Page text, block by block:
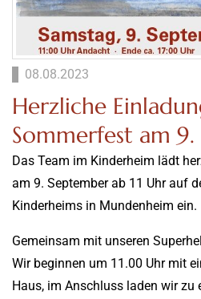
08.08.2023
Herzliche
Sommerfest am
Das Team im Kinderheim lädt
am 9. September ab 11 Uhr auf
Kinderheims in Mundenheim ein.
Gemeinsam mit unseren
Wir beginnen um 11.00 Uhr mit
Haus, im Anschluss laden wir zu